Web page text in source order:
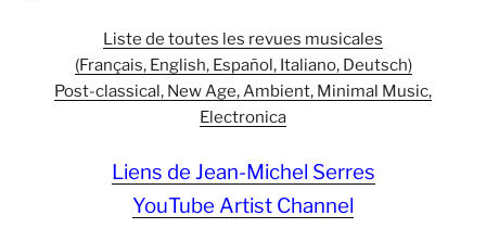
Liste de toutes les revues musicales
(Français, English, Español, Italiano, Deutsch)
Post-classical, New Age, Ambient, Minimal Music,
Electronica
Liens de Jean-Michel Serres
YouTube Artist Channel